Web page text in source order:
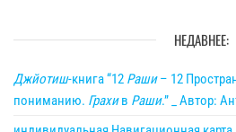
НЕДАВНЕЕ:
Джйотиш-книга “12 Раши– 12
пониманию. Грахив Раши.” _ Автор: